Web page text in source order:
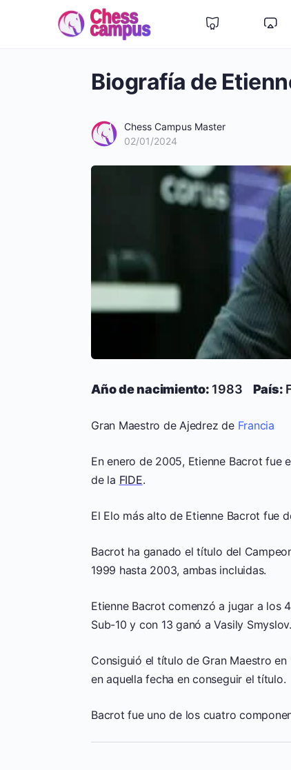
Biografía de
Chess Campus Master
02/01/2024
Año de nacimiento: 1983 País:
Gran Maestro de Ajedrez de Francia
En enero de 2005, Etienne Bacrot fue
de la FIDE.
El Elo más alto de Etienne Bacrot fue
Bacrot ha ganado el título del
1999 hasta 2003, ambas incluidas.
Etienne Bacrot comenzó a jugar a los
Sub-10 y con 13 ganó a Vasily Smyslov.
Consiguió el título de Gran Maestro
en aquella fecha en conseguir el título.
Bacrot fue uno de los cuatro